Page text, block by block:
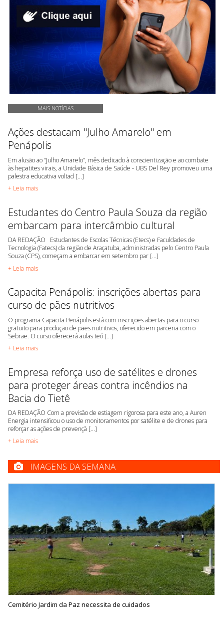
MAIS NOTÍCIAS
Ações destacam "Julho Amarelo" em
Penápolis
Em alusão ao “Julho Amarelo”, mês dedicado à conscientização e ao combate
às hepatites virais, a Unidade Básica de Saúde - UBS Del Rey promoveu uma
palestra educativa voltad [...]
+ Leia mais
Estudantes do Centro Paula Souza da região
embarcam para intercâmbio cultural
DA REDAÇÃO Estudantes de Escolas Técnicas (Etecs) e Faculdades de
Tecnologia (Fatecs) da região de Araçatuba, administradas pelo Centro Paula
Souza (CPS), começam a embarcar em setembro par [...]
+ Leia mais
Capacita Penápolis: inscrições abertas para
curso de pães nutritivos
O programa Capacita Penápolis está com inscrições abertas para o curso
gratuito para produção de pães nutritivos, oferecido em parceria com o
Sebrae. O curso oferecerá aulas teó [...]
+ Leia mais
Empresa reforça uso de satélites e drones
para proteger áreas contra incêndios na
Bacia do Tietê
DA REDAÇÃO Com a previsão de estiagem rigorosa para este ano, a Auren
Energia intensificou o uso de monitoramentos por satélite e de drones para
reforçar as ações de prevençã [...]
+ Leia mais
IMAGENS DA SEMANA
Cemitério Jardim da Paz necessita de cuidados